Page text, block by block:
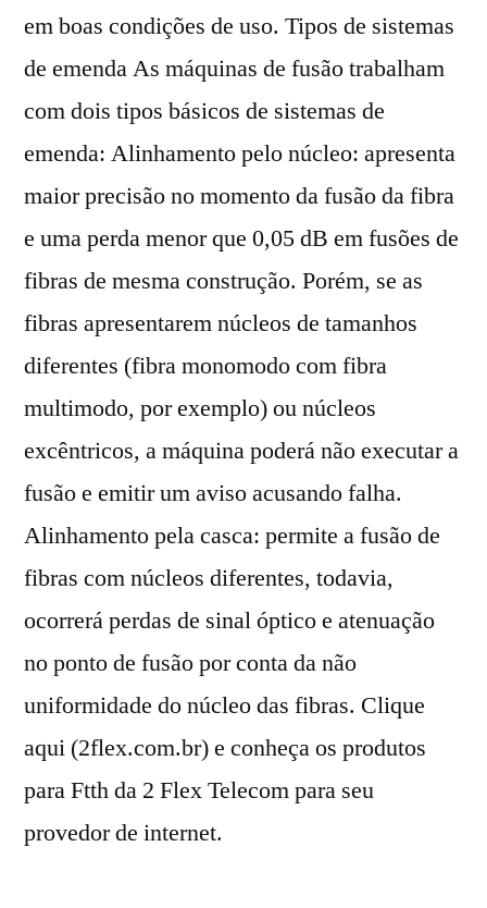
em boas condições de uso. Tipos de sistemas
de emenda As máquinas de fusão trabalham
com dois tipos básicos de sistemas de
emenda: Alinhamento pelo núcleo: apresenta
maior precisão no momento da fusão da fibra
e uma perda menor que 0,05 dB em fusões de
fibras de mesma construção. Porém, se as
fibras apresentarem núcleos de tamanhos
diferentes (fibra monomodo com fibra
multimodo, por exemplo) ou núcleos
excêntricos, a máquina poderá não executar a
fusão e emitir um aviso acusando falha.
Alinhamento pela casca: permite a fusão de
fibras com núcleos diferentes, todavia,
ocorrerá perdas de sinal óptico e atenuação
no ponto de fusão por conta da não
uniformidade do núcleo das fibras. Clique
aqui (2flex.com.br) e conheça os produtos
para Ftth da 2 Flex Telecom para seu
provedor de internet.